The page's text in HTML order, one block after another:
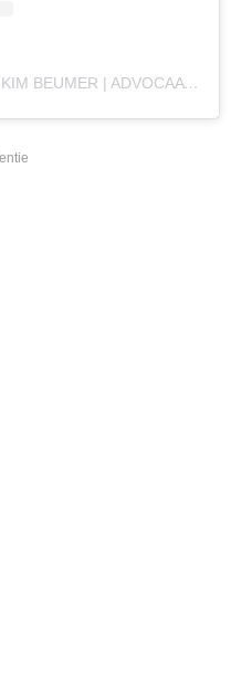
EEN BERICHT GEDEELD DOOR KIM BEUMER | ADVOCAAT (@MEESTERKIMBEUMER)